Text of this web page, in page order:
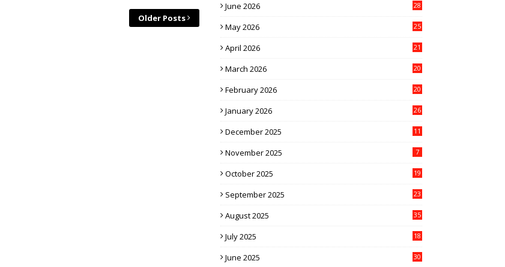
Older Posts
June 2026 28
May 2026 25
April 2026 21
March 2026 20
February 2026 20
January 2026 26
December 2025 11
November 2025 7
October 2025 19
September 2025 23
August 2025 35
July 2025 18
June 2025 30